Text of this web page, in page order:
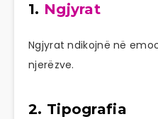
1. Ngjyrat
Ngjyrat ndikojnë në
njerëzve.
2. Tipografia